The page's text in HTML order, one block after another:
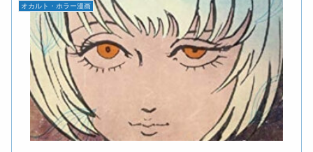
オカルト・ホラー漫画